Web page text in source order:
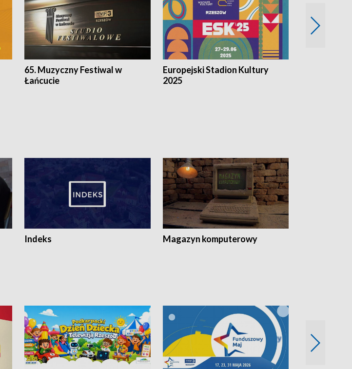
65. Muzyczny Festiwal w
Łańcucie
Europejski Stadion Kultury
2025
Indeks Magazyn komputerowy